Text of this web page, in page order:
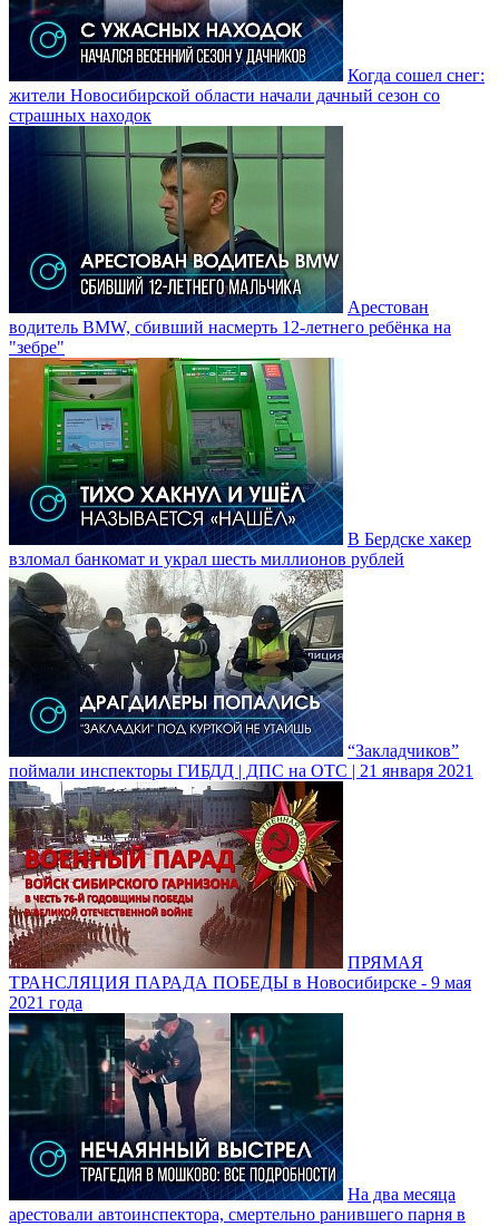
Когда сошел снег:
жители Новосибирской области начали дачный сезон со
страшных находок
Арестован
водитель BMW, сбивший насмерть 12-летнего ребёнка на
"зебре"
В Бердске хакер
взломал банкомат и украл шесть миллионов рублей
“Закладчиков”
поймали инспекторы ГИБДД | ДПС на ОТС | 21 января 2021
ПРЯМАЯ
ТРАНСЛЯЦИЯ ПАРАДА ПОБЕДЫ в Новосибирске - 9 мая
2021 года
На два месяца
арестовали автоинспектора, смертельно ранившего парня в